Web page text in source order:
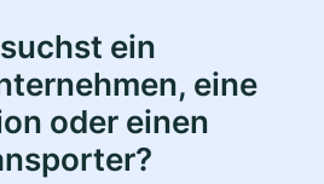
ein
eine
oder einen